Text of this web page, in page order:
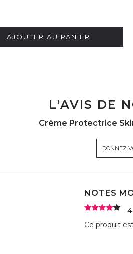
AJOUTER AU PANIER
L'AVIS DE
Crème Protectrice
DONNEZ
NOTES
Ce produit